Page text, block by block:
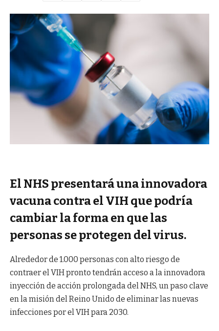
El NHS presentará una innovadora
vacuna contra el VIH que podría
cambiar la forma en que las
personas se protegen del virus.
Alrededor de 1.000 personas con alto riesgo de
contraer el VIH pronto tendrán acceso a la innovadora
inyección de acción prolongada del NHS, un paso clave
en la misión del Reino Unido de eliminar las nuevas
infecciones por el VIH para 2030.